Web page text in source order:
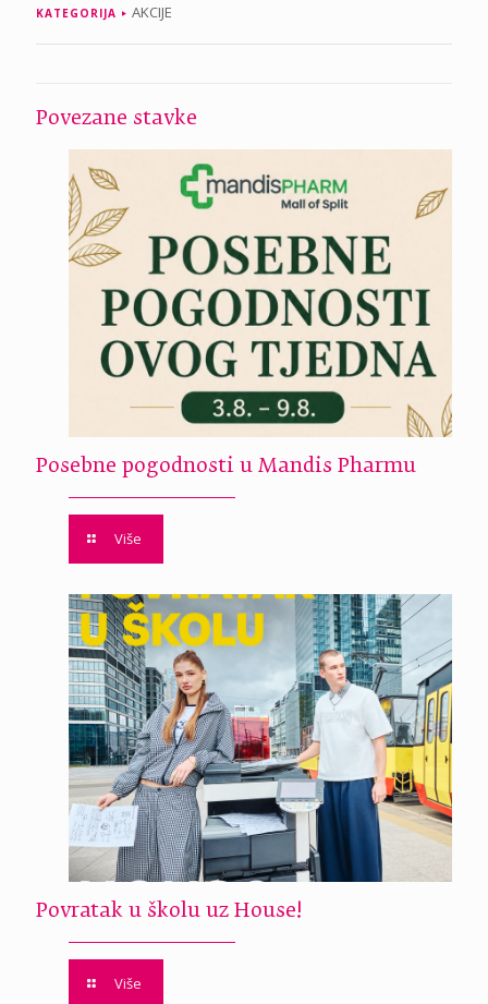
KATEGORIJA AKCIJE
Povezane stavke
Posebne pogodnosti u Mandis Pharmu
Više
Povratak u školu uz House!
Više